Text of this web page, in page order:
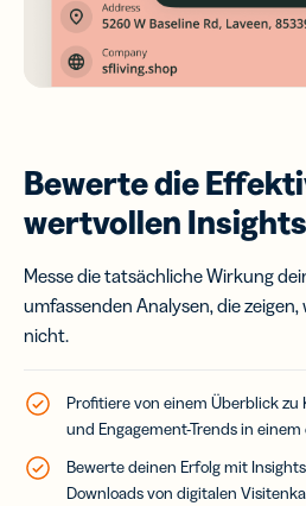
Bewerte die
wertvollen Insights
Messe die tatsächliche Wirkung
umfassenden Analysen, die
nicht.
Profitiere von einem Überblick zu
und Engagement-Trends in
Bewerte deinen Erfolg mit
Downloads von digitalen